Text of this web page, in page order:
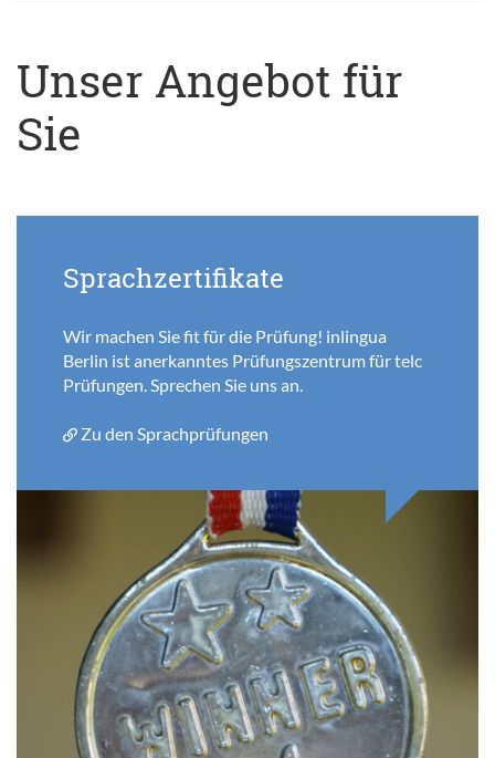
Unser Angebot für
Sie
Sprachzertifikate
Wir machen Sie fit für die Prüfung! inlingua
Berlin ist anerkanntes Prüfungszentrum für telc
Prüfungen. Sprechen Sie uns an.
Zu den Sprachprüfungen